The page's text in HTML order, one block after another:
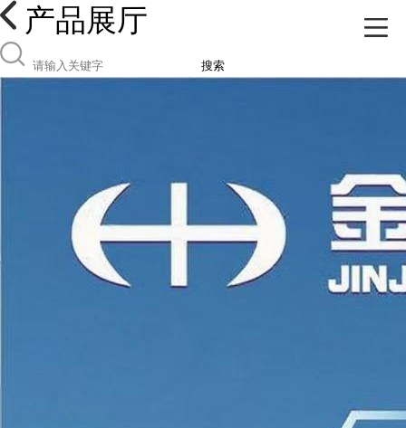
产品展厅
搜索